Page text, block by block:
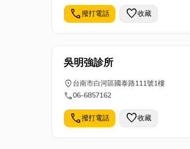
call撥打電話 favorite收藏
吳明強診所
location_on 台南市白河區國泰路111號1樓
call06-6857162
call撥打電話 favorite收藏